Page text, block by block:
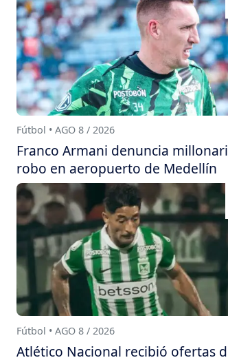
Fútbol • AGO 8 / 2026
Franco Armani denuncia
robo en aeropuerto de Medellín
Fútbol • AGO 8 / 2026
Atlético Nacional recibió ofertas